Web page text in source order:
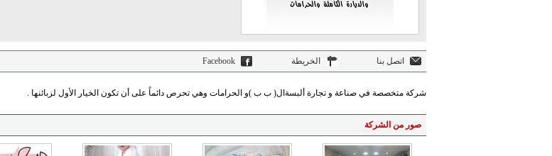
اتصل بنا الخريطة Facebook
شركة متخصصة في صناعة و تجارة ألبسةال( ب ب )و الحرامات وهي تحرص دائماً على أن تكون الخيار الأول لزبائنها .
صور من الشركة